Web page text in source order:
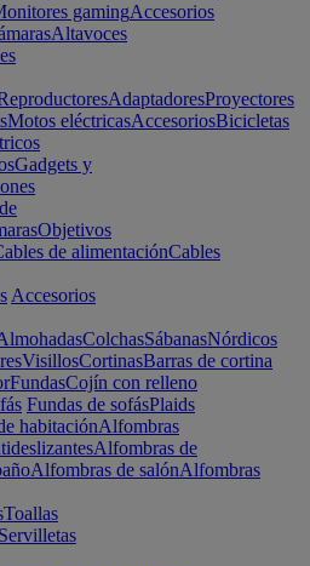
gamingAccesorios
Altavoces
AdaptadoresProyectores
Motos eléctricasAccesoriosBicicletas
Gadgets y
Objetivos
de alimentaciónCables
Accesorios
ColchasSábanasNórdicos
VisillosCortinasBarras de cortina
FundasCojín con relleno
Fundas de sofásPlaids
habitaciónAlfombras
Alfombras de
Alfombras de salónAlfombras
Toallas
Servilletas